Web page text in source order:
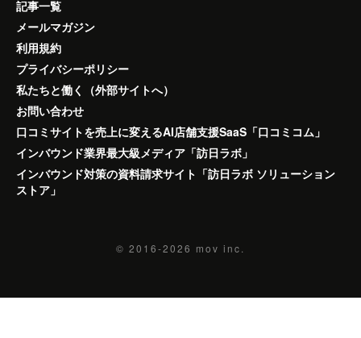
記事一覧
メールマガジン
利用規約
プライバシーポリシー
私たちと働く（外部サイトへ）
お問い合わせ
口コミサイトを売上に変えるAI店舗支援SaaS「口コミコム」
インバウンド業界最大級メディア「訪日ラボ」
インバウンド対策の資料請求サイト「訪日ラボ ソリューション
ストア」
© 2016-2026 mov inc.